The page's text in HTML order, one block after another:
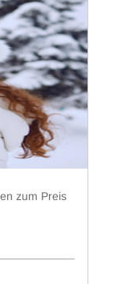
zum Preis